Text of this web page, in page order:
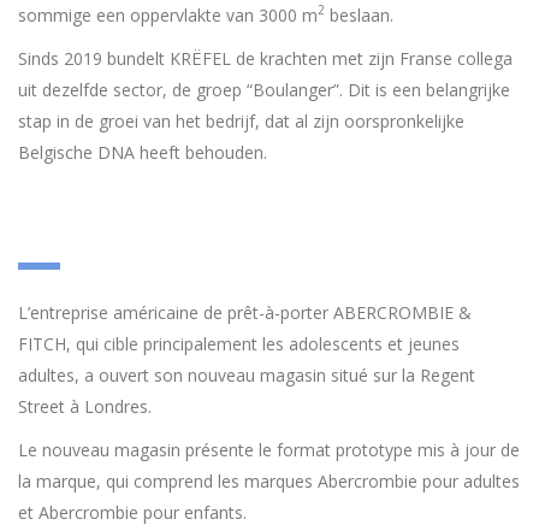
sommige een oppervlakte van 3000 m2 beslaan.
Sinds 2019 bundelt KRËFEL de krachten met zijn Franse collega
uit dezelfde sector, de groep “Boulanger”. Dit is een belangrijke
stap in de groei van het bedrijf, dat al zijn oorspronkelijke
Belgische DNA heeft behouden.
L’entreprise américaine de prêt-à-porter ABERCROMBIE &
FITCH, qui cible principalement les adolescents et jeunes
adultes, a ouvert son nouveau magasin situé sur la Regent
Street à Londres.
Le nouveau magasin présente le format prototype mis à jour de
la marque, qui comprend les marques Abercrombie pour adultes
et Abercrombie pour enfants.